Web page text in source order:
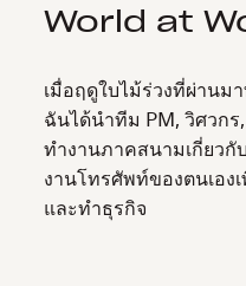
World at
เมื่อฤดูใบไม้ร่วงที่ผ่านม
ฉันได้นำทีม PM, วิศวก
ทำงานภาคสนามเกี่ยว
งานโทรศัพท์ของตนเอง
และทำธุรกิจ